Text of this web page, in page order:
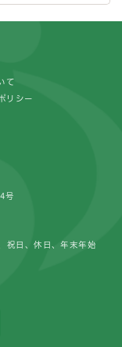
て
リシー
号
祝日、休日、年末年始